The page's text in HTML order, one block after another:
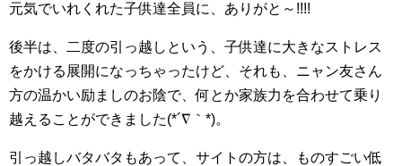
元気でいれくれた子供達全員に、ありがと～!!!!
後半は、二度の引っ越しという、子供達に大きなストレス
をかける展開になっちゃったけど、それも、ニャン友さん
方の温かい励ましのお陰で、何とか家族力を合わせて乗り
越えることができました(*´∇｀*)。
引っ越しバタバタもあって、サイトの方は、ものすごい低